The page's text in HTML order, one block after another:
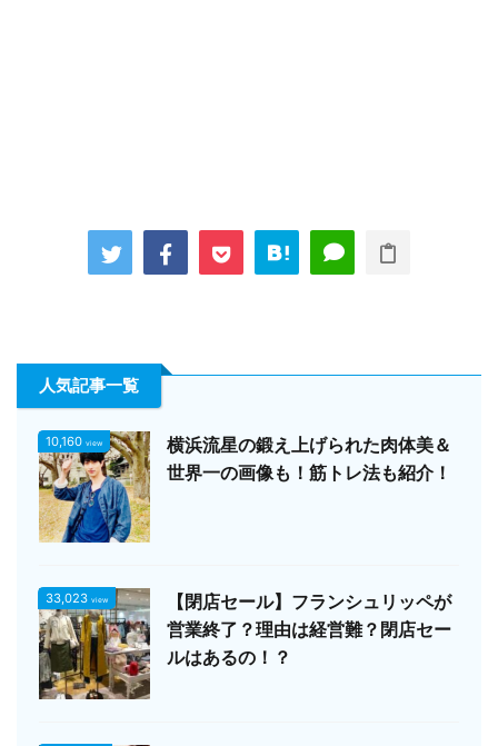
人気記事一覧
10,160 view
横浜流星の鍛え上げられた肉体美＆
世界一の画像も！筋トレ法も紹介！
33,023 view
【閉店セール】フランシュリッペが
営業終了？理由は経営難？閉店セー
ルはあるの！？